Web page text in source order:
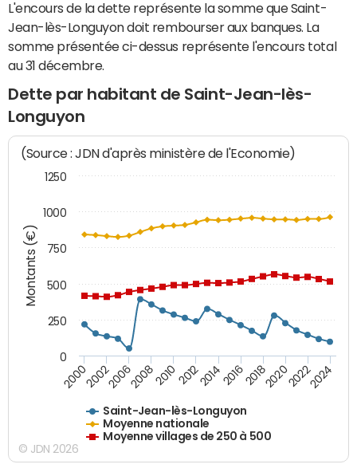
L'encours de la dette représente la somme que Saint-
Jean-lès-Longuyon doit rembourser aux banques. La
somme présentée ci-dessus représente l'encours total
au 31 décembre.
Dette par habitant de Saint-Jean-lès-
Longuyon
Montants (€)
(Source : JDN d'après ministère de l'Economie)
Saint-Jean-lès-Longuyon
Moyenne nationale
Moyenne villages de 250 à 500
200020022006200820102012201420162018202020222024
0
250
500
750
1000
1250
© JDN 2026